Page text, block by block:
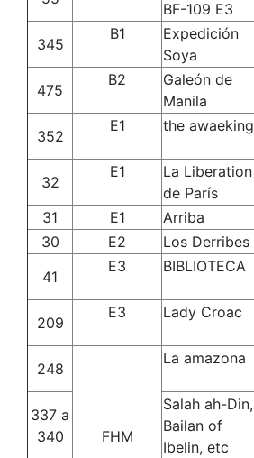
BF-109 E3
345
B1
Expedición
Soya
475
B2
Galeón de
Manila
352
E1 the awaeking
32
E1
La Liberation
de París
31 E1 Arriba
30
E2 Los Derribes
41
E3 BIBLIOTECA
209
E3 Lady Croac
248
FHM
La amazona
337 a
340
Salah ah-Din,
Bailan of
Ibelin, etc